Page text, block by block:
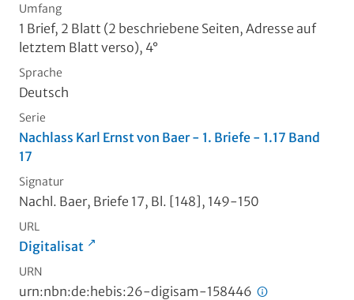
Umfang
1 Brief, 2 Blatt (2 beschriebene Seiten, Adresse auf
letztem Blatt verso), 4°
Sprache
Deutsch
Serie
Nachlass Karl Ernst von Baer - 1. Briefe - 1.17 Band
17
Signatur
Nachl. Baer, Briefe 17, Bl. [148], 149-150
URL
Digitalisat
URN
urn:nbn:de:hebis:26-digisam-158446